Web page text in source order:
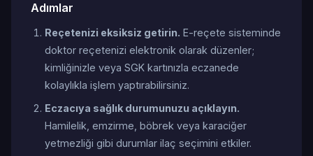
Adımlar
Reçetenizi eksiksiz getirin. E-reçete sisteminde
doktor reçetenizi elektronik olarak düzenler;
kimliğinizle veya SGK kartınızla eczanede
kolaylıkla işlem yaptırabilirsiniz.
Eczacıya sağlık durumunuzu açıklayın.
Hamilelik, emzirme, böbrek veya karaciğer
yetmezliği gibi durumlar ilaç seçimini etkiler.